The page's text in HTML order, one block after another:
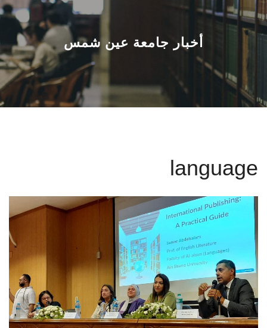
عن الجامعة
القطاعـات
الشئون الأكاديمية
البحث العلمي
الأنظمة الذكية
الإعلام
تواصل معنا
الطلاب
أخبار جامعة عين شمس
language